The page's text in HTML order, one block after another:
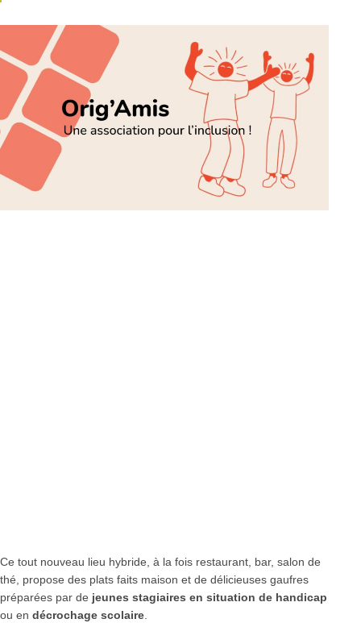
Ce tout nouveau lieu hybride, à la fois restaurant, bar, salon de
thé, propose des plats faits maison et de délicieuses gaufres
préparées par de jeunes stagiaires en situation de handicap
ou en décrochage scolaire